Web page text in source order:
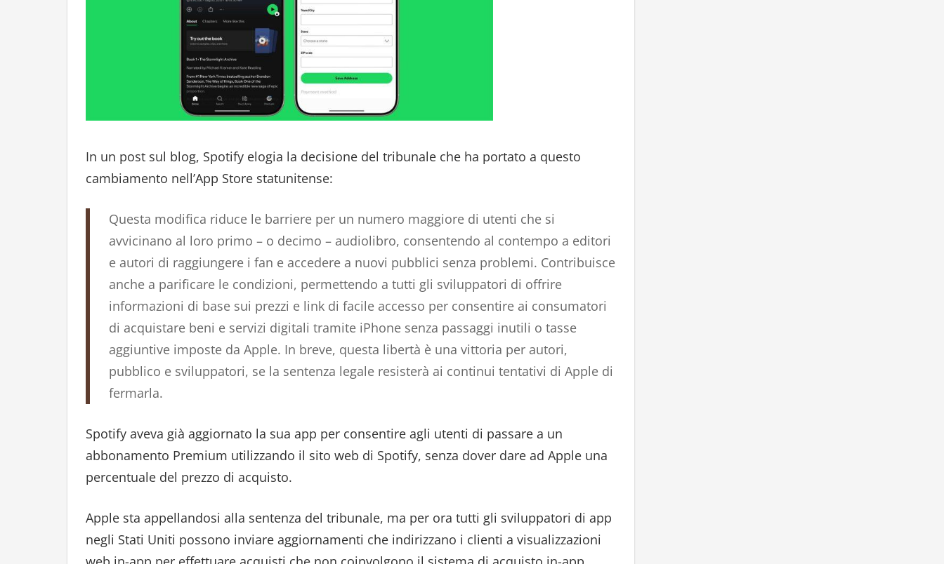
In un post sul blog, Spotify elogia la decisione del tribunale che ha portato a questo
cambiamento nell’App Store statunitense:
Questa modifica riduce le barriere per un numero maggiore di utenti che si
avvicinano al loro primo – o decimo – audiolibro, consentendo al contempo a editori
e autori di raggiungere i fan e accedere a nuovi pubblici senza problemi. Contribuisce
anche a parificare le condizioni, permettendo a tutti gli sviluppatori di offrire
informazioni di base sui prezzi e link di facile accesso per consentire ai consumatori
di acquistare beni e servizi digitali tramite iPhone senza passaggi inutili o tasse
aggiuntive imposte da Apple. In breve, questa libertà è una vittoria per autori,
pubblico e sviluppatori, se la sentenza legale resisterà ai continui tentativi di Apple di
fermarla.
Spotify aveva già aggiornato la sua app per consentire agli utenti di passare a un
abbonamento Premium utilizzando il sito web di Spotify, senza dover dare ad Apple una
percentuale del prezzo di acquisto.
Apple sta appellandosi alla sentenza del tribunale, ma per ora tutti gli sviluppatori di app
negli Stati Uniti possono inviare aggiornamenti che indirizzano i clienti a visualizzazioni